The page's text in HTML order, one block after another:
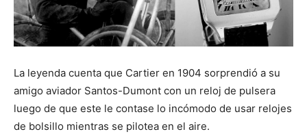
La leyenda cuenta que Cartier en 1904 sorprendió a su
amigo aviador Santos-Dumont con un reloj de pulsera
luego de que este le contase lo incómodo de usar relojes
de bolsillo mientras se pilotea en el aire.